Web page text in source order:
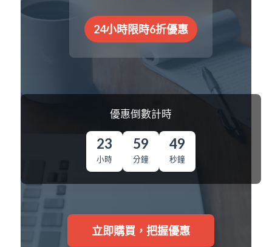
24小時限時6折優惠
優惠倒數計時
23
小時
59
分鐘
48
秒鐘
立即購買，把握優惠